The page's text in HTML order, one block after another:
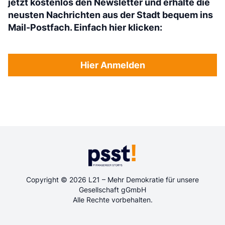
jetzt kostenlos den Newsletter und erhalte die
neusten Nachrichten aus der Stadt bequem ins
Mail-Postfach. Einfach hier klicken:
Hier Anmelden
Copyright © 2026 L21 – Mehr Demokratie für unsere
Gesellschaft gGmbH
Alle Rechte vorbehalten.